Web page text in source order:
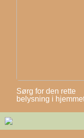
Sørg for den rette
belysning i